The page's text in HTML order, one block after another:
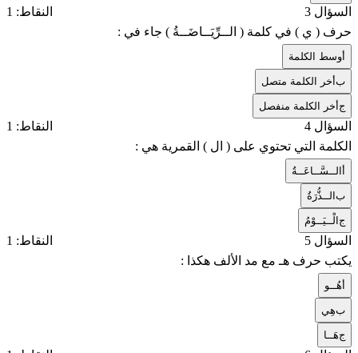
السؤال 3
النقاط: 1
حرف ( ي ) في كلمة ( الــرِّيَــاضَــةُ ) جاء في :
وسط الكلمة
بأخر الكلمة متصل
جأخر الكلمة منفصل
السؤال 4
النقاط: 1
الكلمة التي تحتوي على ( ال ) القمرية هي :
الــسَّــاعَــةُ
بالــذُّرَةُ
جالْــيَــوْمُ
السؤال 5
النقاط: 1
يكتب حرف هـ مع مد الألف هكذا :
هُــو
بهِي
جهَــا